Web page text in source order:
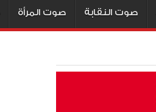
صوت النقابة صوت المرأة